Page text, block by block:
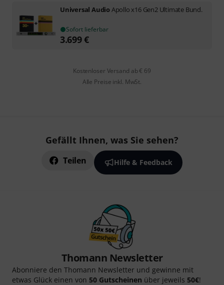
Universal AudioApollo x16 Gen2 Ultimate Bund.
Sofort lieferbar
3.699€
Kostenloser Versand ab € 69
Alle Preise inkl. MwSt.
Gefällt Ihnen, was Sie sehen?
Teilen Hilfe & Feedback
Thomann Newsletter
Abonniere den Thomann Newsletter und gewinne mit
etwas Glück einen von 50 Gutscheinen über jeweils 50€!